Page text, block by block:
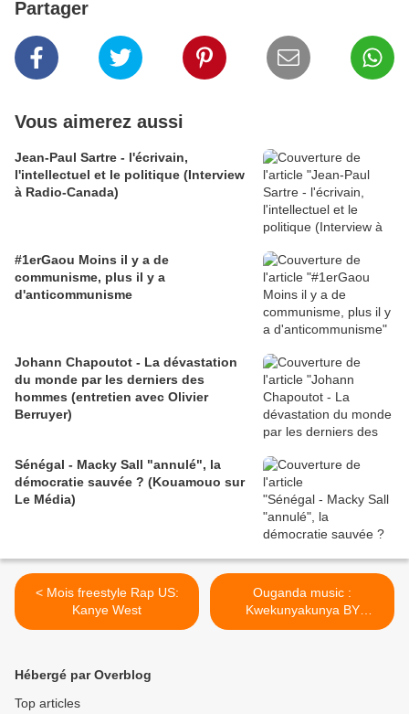
Partager
Vous aimerez aussi
Jean-Paul Sartre - l'écrivain,
l'intellectuel et le politique (Interview
à Radio-Canada)
#1erGaou Moins il y a de
communisme, plus il y a
d'anticommunisme
Johann Chapoutot - La dévastation
du monde par les derniers des
hommes (entretien avec Olivier
Berruyer)
Sénégal - Macky Sall "annulé", la
démocratie sauvée ? (Kouamouo sur
Le Média)
< Mois freestyle Rap US:
Kanye West
Ouganda music :
Kwekunyakunya BY
Vampino >
Hébergé par Overblog
Top articles